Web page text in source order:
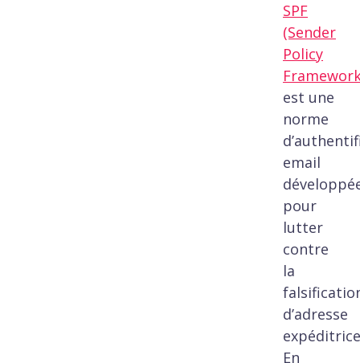
SPF
(Sender
Policy
est une
norme
email
pour
lutter
contre
la
d’adresse
En